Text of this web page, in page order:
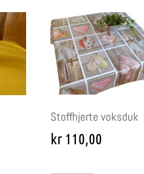
Stoffhjerte voksduk
kr110,00